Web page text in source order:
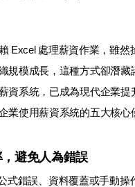
Excel 處理薪資作業，雖然
規模成長，這種方式卻潛藏
資系統，已成為現代企業提
業使用薪資系統的五大核心
避免人為錯誤
式錯誤、資料覆蓋或手動操